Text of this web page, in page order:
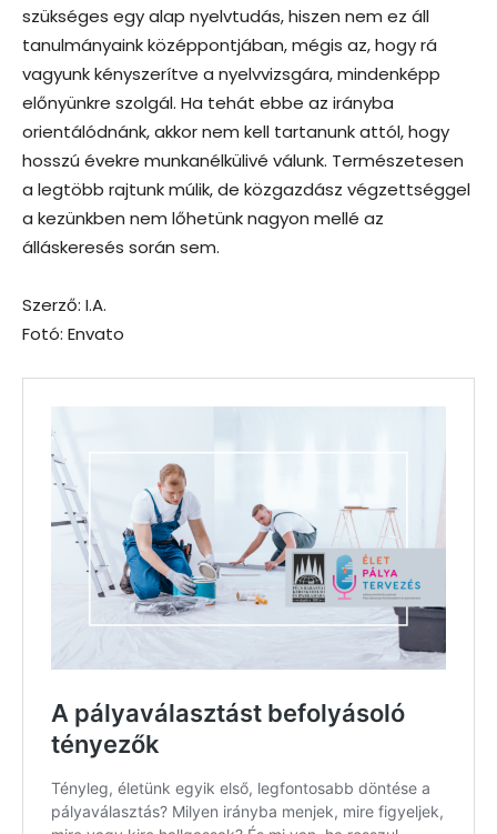
szükséges egy alap nyelvtudás, hiszen nem ez áll
tanulmányaink középpontjában, mégis az, hogy rá
vagyunk kényszerítve a nyelvvizsgára, mindenképp
előnyünkre szolgál. Ha tehát ebbe az irányba
orientálódnánk, akkor nem kell tartanunk attól, hogy
hosszú évekre munkanélkülivé válunk. Természetesen
a legtöbb rajtunk múlik, de közgazdász végzettséggel
a kezünkben nem lőhetünk nagyon mellé az
álláskeresés során sem.
Szerző: I.A.
Fotó: Envato